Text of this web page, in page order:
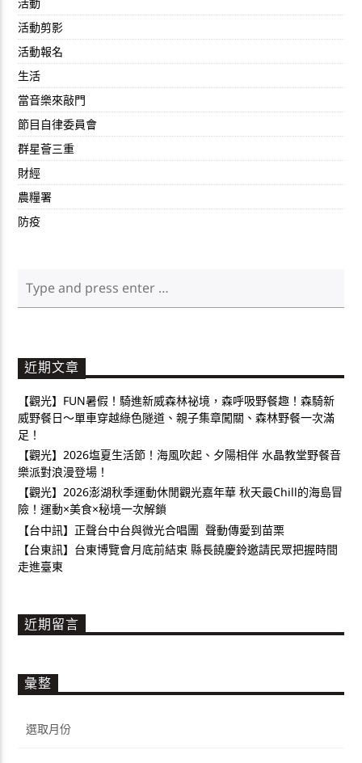
活動剪影
活動報名
生活
當音樂來敲門
節目自律委員會
群星薈三重
財經
農糧署
防疫
近期文章
【觀光】FUN暑假！騎進新威森林祕境，森呼吸野餐趣！森騎新
威野餐日～單車穿越綠色隧道、親子集章闖關、森林野餐一次滿
足！
【觀光】2026塩夏生活節！海風吹起、夕陽相伴 水晶教堂野餐音
樂派對浪漫登場！
【觀光】2026澎湖秋季運動休閒觀光嘉年華 秋天最Chill的海島冒
險！運動×美食×秘境一次解鎖
【台中訊】正聲台中台與微光合唱團 聲動傳愛到苗栗
【台東訊】台東博覽會月底前結束 縣長饒慶鈴邀請民眾把握時間
走進臺東
近期留言
彙整
整